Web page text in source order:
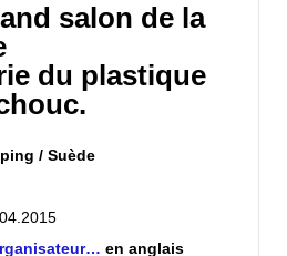
salon de la
du plastique
/ Suède
… en anglais